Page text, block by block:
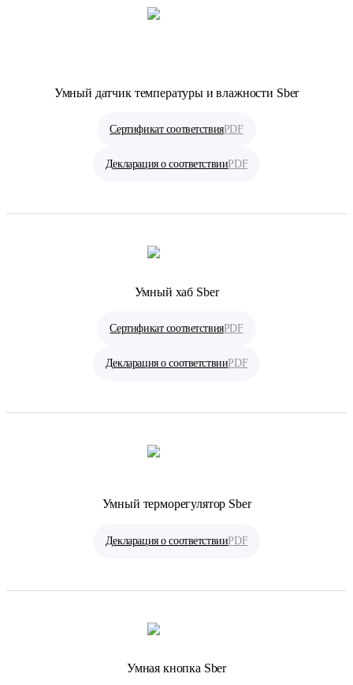
Умный датчик температуры и влажности Sber
Сертификат соответствияPDF
Декларация о соответствииPDF
Умный хаб Sber
Сертификат соответствияPDF
Декларация о соответствииPDF
Умный терморегулятор Sber
Декларация о соответствииPDF
Умная кнопка Sber